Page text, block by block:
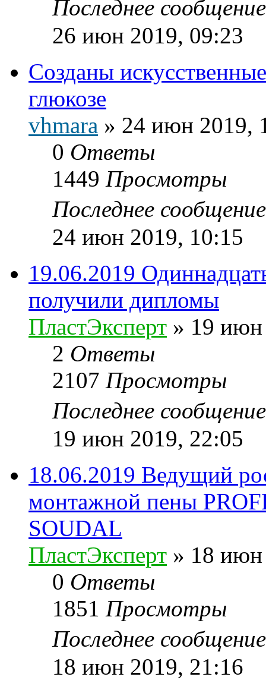
Последнее
26 июн 2019, 09:23
Созданы
глюкозе
vhmara » 24 июн 2019,
0 Ответы
1449 Просмотры
Последнее
24 июн 2019, 10:15
19.06.2019
получили дипломы
ПластЭксперт » 19 июн
2 Ответы
2107 Просмотры
Последнее
19 июн 2019, 22:05
18.06.2019 Ведущий
монтажной пены
SOUDAL
ПластЭксперт » 18 июн
0 Ответы
1851 Просмотры
Последнее
18 июн 2019, 21:16